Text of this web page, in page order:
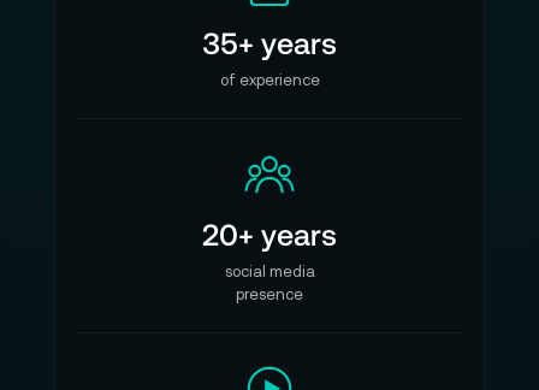
35+ years
of experience
20+ years
social media
presence